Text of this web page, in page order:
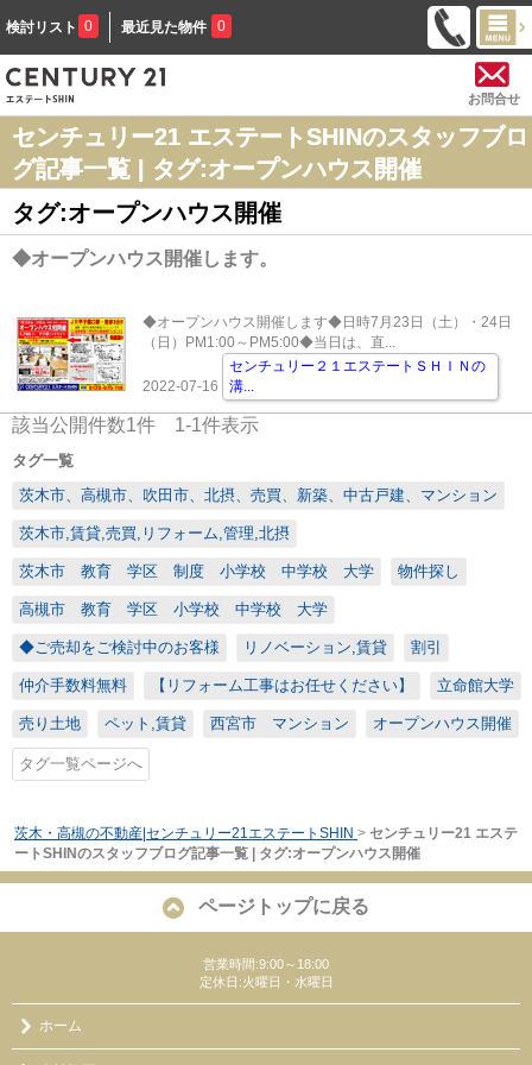
検討リスト 0 最近見た物件 0
お問合せ
センチュリー21 エステートSHINのスタッフブロ
グ記事一覧 | タグ:オープンハウス開催
タグ:オープンハウス開催
◆オープンハウス開催します。
◆オープンハウス開催します◆日時7月23日（土）・24日
（日）PM1:00～PM5:00◆当日は、直...
2022-07-16
センチュリー２１エステートＳＨＩＮの
溝...
該当公開件数1件 1-1件表示
タグ一覧
茨木市、高槻市、吹田市、北摂、売買、新築、中古戸建、マンション
茨木市,賃貸,売買,リフォーム,管理,北摂
茨木市 教育 学区 制度 小学校 中学校 大学 物件探し
高槻市 教育 学区 小学校 中学校 大学
◆ご売却をご検討中のお客様 リノベーション,賃貸 割引
仲介手数料無料 【リフォーム工事はお任せください】 立命館大学
売り土地 ペット,賃貸 西宮市 マンション オープンハウス開催
タグ一覧ページへ
茨木・高槻の不動産|センチュリー21エステートSHIN > センチュリー21 エステ
ートSHINのスタッフブログ記事一覧 | タグ:オープンハウス開催
ページトップに戻る
営業時間:9:00～18:00
定休日:火曜日・水曜日
ホーム